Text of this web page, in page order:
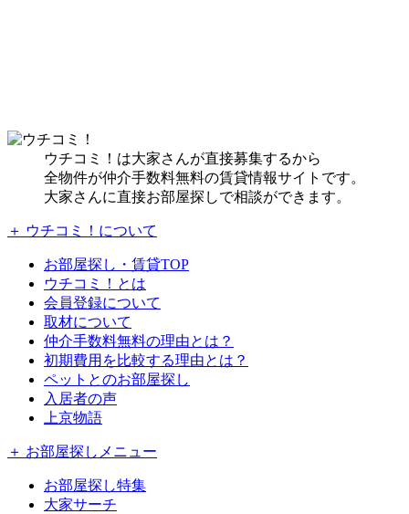
ウチコミ！は大家さんが直接募集するから
全物件が仲介手数料無料の賃貸情報サイトです。
大家さんに直接お部屋探しで相談ができます。
＋ ウチコミ！について
お部屋探し・賃貸TOP
ウチコミ！とは
会員登録について
取材について
仲介手数料無料の理由とは？
初期費用を比較する理由とは？
ペットとのお部屋探し
入居者の声
上京物語
＋ お部屋探しメニュー
お部屋探し特集
大家サーチ